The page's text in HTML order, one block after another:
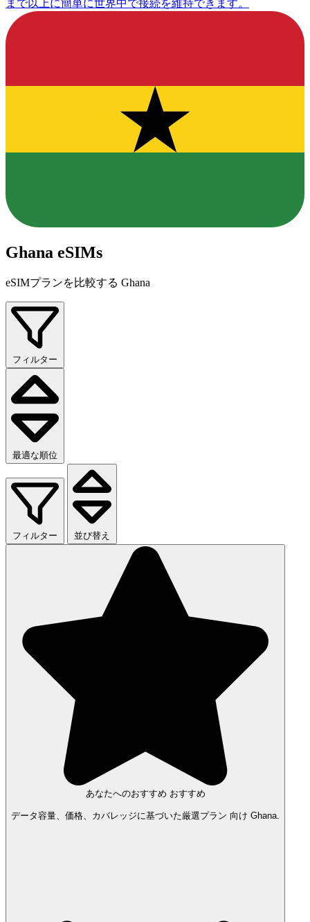
まで以上に簡単に世界中で接続を維持できます。
Ghana eSIMs
eSIMプランを比較する Ghana
フィルター
最適な順位
フィルター 並び替え
あなたへのおすすめ おすすめ
データ容量、価格、カバレッジに基づいた厳選プラン 向け Ghana.